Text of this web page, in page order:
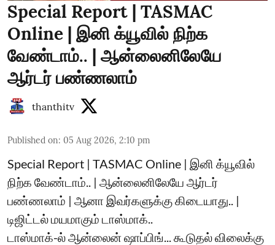
Special Report | TASMAC
Online | இனி க்யூவில் நிற்க
வேண்டாம்.. | ஆன்லைனிலேயே
ஆர்டர் பண்ணலாம்
thanthitv
Published on: 05 Aug 2026, 2:10 pm
Special Report | TASMAC Online | இனி க்யூவில்
நிற்க வேண்டாம்.. | ஆன்லைனிலேயே ஆர்டர்
பண்ணலாம் | ஆனா இவர்களுக்கு கிடையாது.. |
டிஜிட்டல் மயமாகும் டாஸ்மாக்..
டாஸ்மாக்-ல் ஆன்லைன் ஷாப்பிங்... கூடுதல் விலைக்கு